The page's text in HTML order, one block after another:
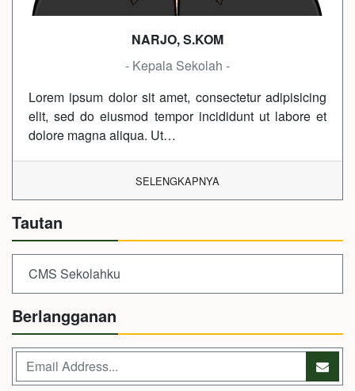
NARJO, S.KOM
- Kepala Sekolah -
Lorem ipsum dolor sit amet, consectetur adipisicing
elit, sed do eiusmod tempor incididunt ut labore et
dolore magna aliqua. Ut…
SELENGKAPNYA
Tautan
CMS Sekolahku
Berlangganan